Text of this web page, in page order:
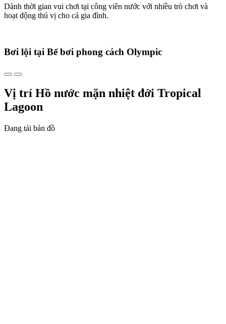
Dành thời gian vui chơi tại công viên nước với nhiều trò chơi và
hoạt động thú vị cho cả gia đình.
Bơi lội tại Bể bơi phong cách Olympic
Vị trí Hồ nước mặn nhiệt đới Tropical
Lagoon
Đang tải bản đồ